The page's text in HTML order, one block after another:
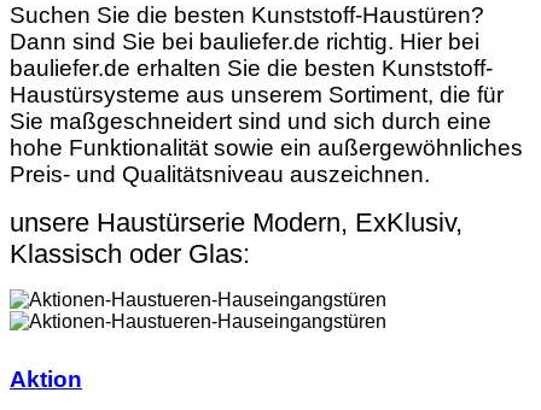
Suchen Sie die besten Kunststoff-Haustüren?
Dann sind Sie bei bauliefer.de richtig. Hier bei
bauliefer.de erhalten Sie die besten Kunststoff-
Haustürsysteme aus unserem Sortiment, die für
Sie maßgeschneidert sind und sich durch eine
hohe Funktionalität sowie ein außergewöhnliches
Preis- und Qualitätsniveau auszeichnen.
unsere Haustürserie Modern, ExKlusiv,
Klassisch oder Glas:
Aktion